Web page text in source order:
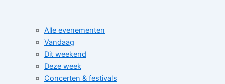
Alle evenementen
Vandaag
Dit weekend
Deze week
Concerten & festivals